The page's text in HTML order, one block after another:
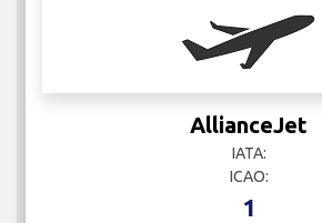
AllianceJet
IATA:
ICAO:
1